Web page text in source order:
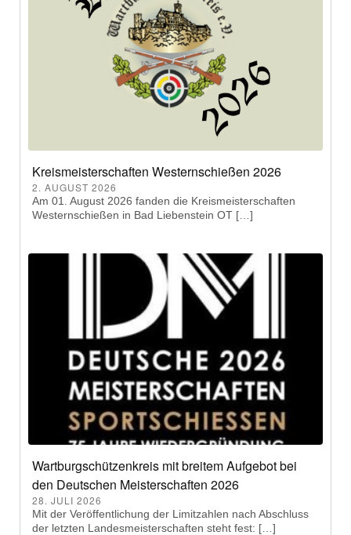
Kreismeisterschaften Westernschießen 2026
2. AUGUST 2026
Am 01. August 2026 fanden die Kreismeisterschaften
Westernschießen in Bad Liebenstein OT […]
Wartburgschützenkreis mit breitem Aufgebot bei
den Deutschen Meisterschaften 2026
28. JULI 2026
Mit der Veröffentlichung der Limitzahlen nach Abschluss
der letzten Landesmeisterschaften steht fest: […]